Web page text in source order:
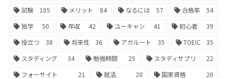
試験
105 メリット 84 なるには 57 合格率
54
独学
50 年収 42 ユーキャン 41 初心者
39
役立つ
38 将来性 36 アガルート 35 TOEIC
35
スタディング
34 勉強時間 25 スタディサプリ
22
フォーサイト
21 就活 20 国家資格
20